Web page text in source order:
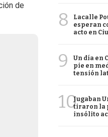
de
8
Lacalle
esperan
acto en
9
Un día en
pie en
tensión
10Jugaban
tiraron la
insólito